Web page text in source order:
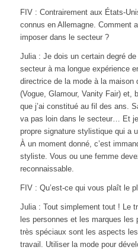
FIV : Contrairement aux États-
connus en Allemagne. Comment
imposer dans le secteur ?
Julia : Je dois un certain degré
secteur à ma longue expérience
directrice de la mode à la maison
(Vogue, Glamour, Vanity Fair) et,
que j’ai constitué au fil des ans.
va pas loin dans le secteur… Et
propre signature stylistique qui a
À un moment donné, c’est
styliste. Vous ou une femme
reconnaissable.
FIV : Qu’est-ce qui vous plaît le
Julia : Tout simplement tout ! Le
les personnes et les marques
très spéciaux sont les aspects
travail. Utiliser la mode pour